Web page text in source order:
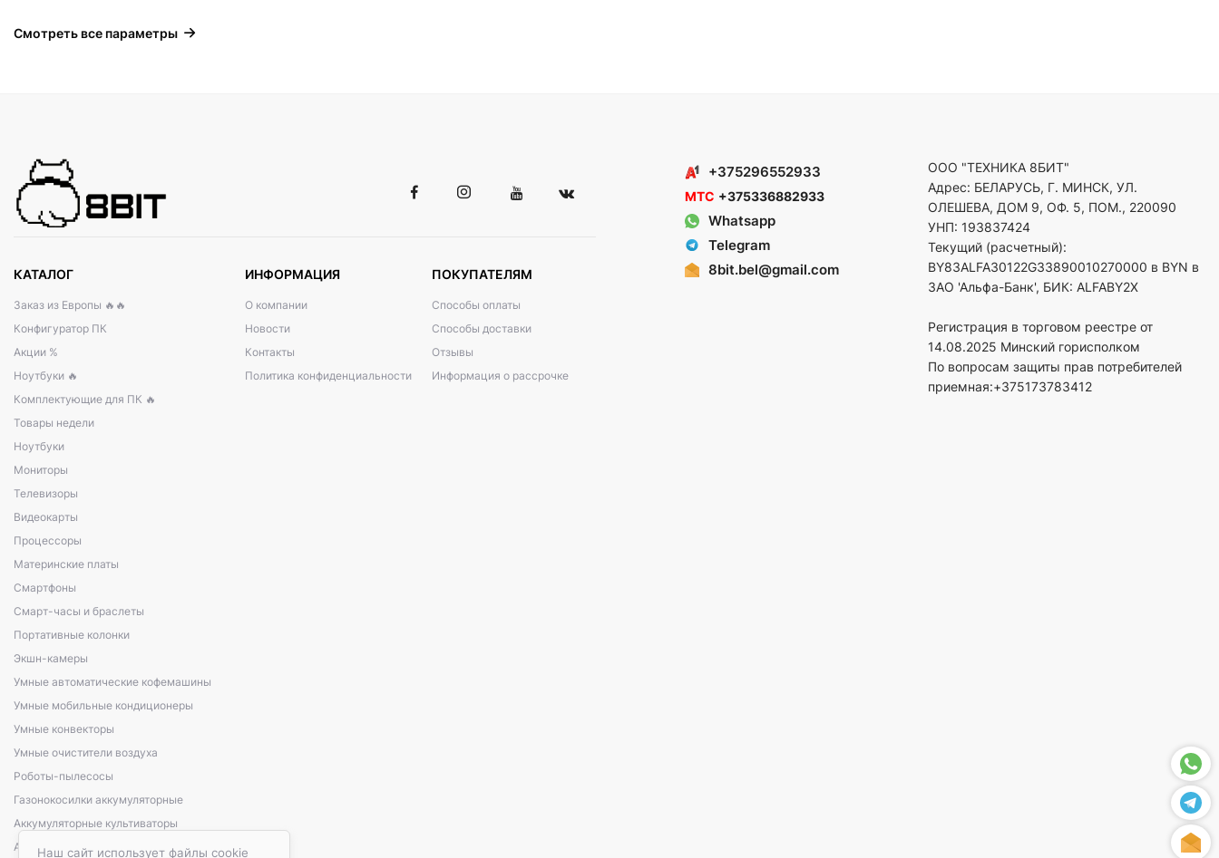
Наш сайт использует файлы cookie
Смотреть все параметры
КАТАЛОГ
Заказ из Европы 🔥🔥
Конфигуратор ПК
Акции %
Ноутбуки 🔥
Комплектующие для ПК 🔥
Товары недели
Ноутбуки
Мониторы
Телевизоры
Видеокарты
Процессоры
Материнские платы
Смартфоны
Смарт-часы и браслеты
Портативные колонки
Экшн-камеры
Умные автоматические кофемашины
Умные мобильные кондиционеры
Умные конвекторы
Умные очистители воздуха
Роботы-пылесосы
Газонокосилки аккумуляторные
Аккумуляторные культиваторы
Аккумуляторные кусторезы, сучкорезы
ИНФОРМАЦИЯ
О компании
Новости
Контакты
Политика конфиденциальности
ПОКУПАТЕЛЯМ
Способы оплаты
Способы доставки
Отзывы
Информация о рассрочке
+375296552933
МТС +375336882933
Whatsapp
Telegram
8bit.bel@gmail.com
ООО "ТЕХНИКА 8БИТ"
Адрес: БЕЛАРУСЬ, Г. МИНСК, УЛ.
ОЛЕШЕВА, ДОМ 9, ОФ. 5, ПОМ., 220090
УНП: 193837424
Текущий (расчетный):
BY83ALFA30122G33890010270000 в BYN в
ЗАО 'Альфа-Банк', БИК: ALFABY2X
Регистрация в торговом реестре от
14.08.2025 Минский горисполком
По вопросам защиты прав потребителей
приемная:+375173783412